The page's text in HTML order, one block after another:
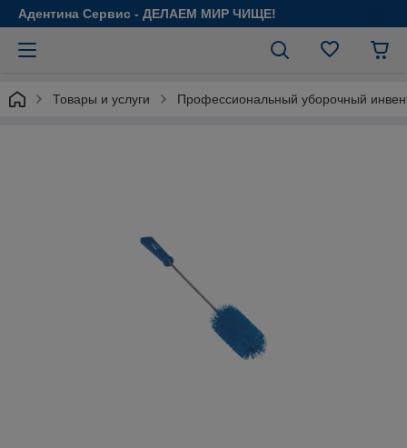
Адентина Сервис - ДЕЛАЕМ МИР ЧИЩЕ!
Товары и услуги Профессиональный уборочный